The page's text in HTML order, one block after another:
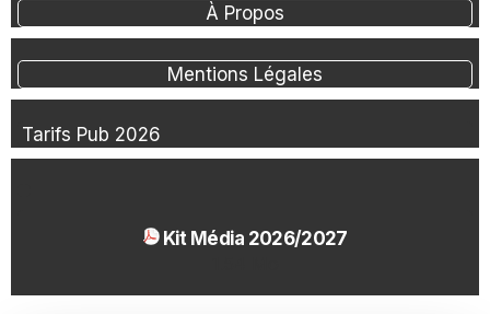
À Propos
Mentions Légales
Tarifs Pub 2026
Kit Média 2026/2027